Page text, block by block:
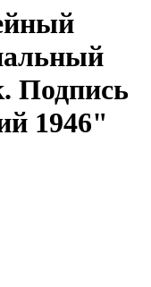
Подпись
1946"